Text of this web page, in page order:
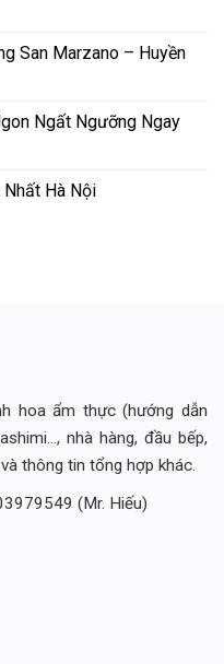
San Marzano – Huyền
Ngất Ngưỡng Ngay
Nhất Hà Nội
hoa ẩm thực (hướng dẫn
nhà hàng, đầu bếp,
thông tin tổng hợp khác.
(Mr. Hiếu)